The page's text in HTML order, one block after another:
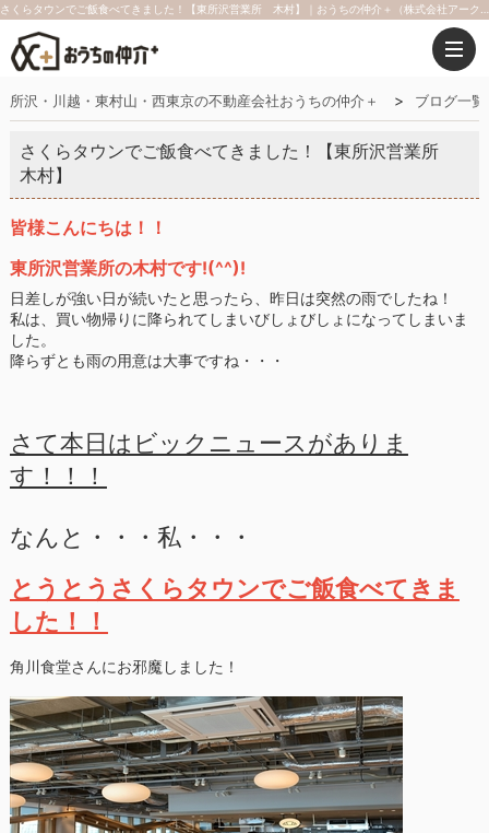
所沢・川越・東村山・西東京の不動産会社おうちの仲介＋ ブログ一覧
さくらタウンでご飯食べてきました！【東所沢営業所
木村】
皆様こんにちは！！
東所沢営業所の木村です!(^^)!
日差しが強い日が続いたと思ったら、昨日は突然の雨でしたね！
私は、買い物帰りに降られてしまいびしょびしょになってしまいま
した。
降らずとも雨の用意は大事ですね・・・
さて本日はビックニュースがありま
す！！！
なんと・・・私・・・
とうとうさくらタウンでご飯食べてきま
した！！
角川食堂さんにお邪魔しました！